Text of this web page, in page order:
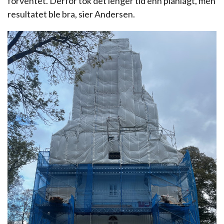
resultatet ble bra, sier Andersen.